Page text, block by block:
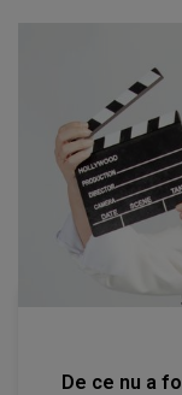
De ce nu a